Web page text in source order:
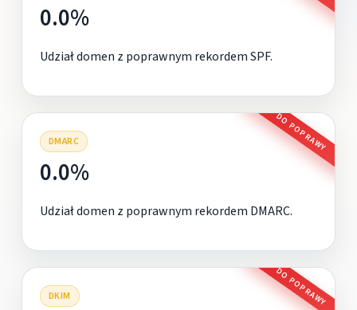
0.0%
Udział domen z poprawnym rekordem SPF.
DMARC DO POPRAWY
0.0%
Udział domen z poprawnym rekordem DMARC.
DKIM DO POPRAWY